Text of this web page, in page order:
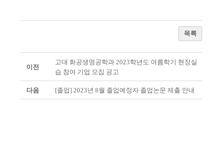
목록
이전
고대 화공생명공학과 2023학년도 여름학기 현장실
습 참여 기업 모집 공고
다음 [졸업] 2023년 8월 졸업예정자 졸업논문 제출 안내